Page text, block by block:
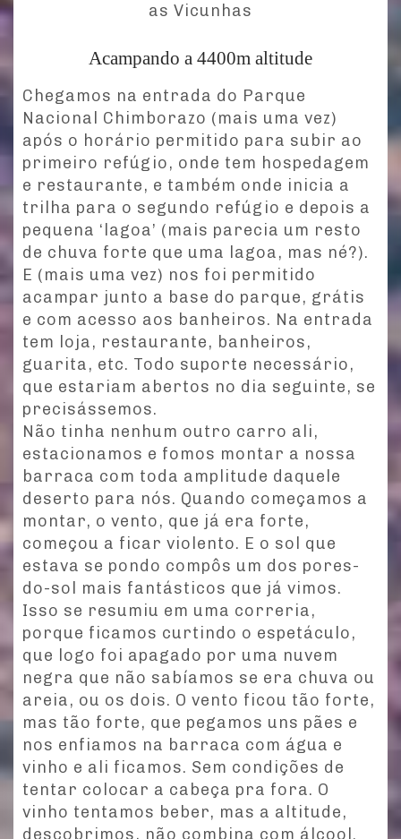
as Vicunhas
Acampando a 4400m altitude
Chegamos na entrada do Parque
Nacional Chimborazo (mais uma vez)
após o horário permitido para subir ao
primeiro refúgio, onde tem hospedagem
e restaurante, e também onde inicia a
trilha para o segundo refúgio e depois a
pequena ‘lagoa’ (mais parecia um resto
de chuva forte que uma lagoa, mas né?).
E (mais uma vez) nos foi permitido
acampar junto a base do parque, grátis
e com acesso aos banheiros. Na entrada
tem loja, restaurante, banheiros,
guarita, etc. Todo suporte necessário,
que estariam abertos no dia seguinte, se
precisássemos.
Não tinha nenhum outro carro ali,
estacionamos e fomos montar a nossa
barraca com toda amplitude daquele
deserto para nós. Quando começamos a
montar, o vento, que já era forte,
começou a ficar violento. E o sol que
estava se pondo compôs um dos pores-
do-sol mais fantásticos que já vimos.
Isso se resumiu em uma correria,
porque ficamos curtindo o espetáculo,
que logo foi apagado por uma nuvem
negra que não sabíamos se era chuva ou
areia, ou os dois. O vento ficou tão forte,
mas tão forte, que pegamos uns pães e
nos enfiamos na barraca com água e
vinho e ali ficamos. Sem condições de
tentar colocar a cabeça pra fora. O
vinho tentamos beber, mas a altitude,
descobrimos, não combina com álcool.